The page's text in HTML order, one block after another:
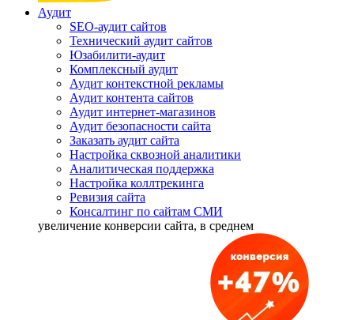
Аудит
SEO-аудит сайтов
Технический аудит сайтов
Юзабилити-аудит
Комплексный аудит
Аудит контекстной рекламы
Аудит контента сайтов
Аудит интернет-магазинов
Аудит безопасности сайта
Заказать аудит сайта
Настройка сквозной аналитики
Аналитическая поддержка
Настройка коллтрекинга
Ревизия сайта
Консалтинг по сайтам СМИ
увеличение конверсии сайта, в среднем